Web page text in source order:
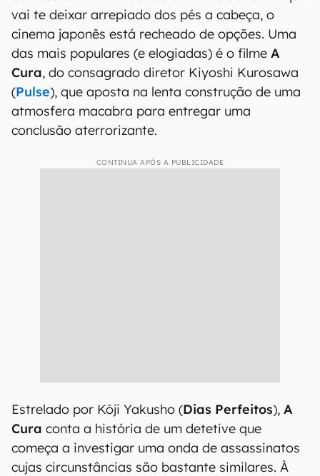
vai te deixar arrepiado dos pés a cabeça, o
cinema japonês está recheado de opções. Uma
das mais populares (e elogiadas) é o filme A
Cura, do consagrado diretor Kiyoshi Kurosawa
(Pulse), que aposta na lenta construção de uma
atmosfera macabra para entregar uma
conclusão aterrorizante.
CONTINUA APÓS A PUBLICIDADE
Estrelado por Kōji Yakusho (Dias Perfeitos), A
Cura conta a história de um detetive que
começa a investigar uma onda de assassinatos
cujas circunstâncias são bastante similares. À